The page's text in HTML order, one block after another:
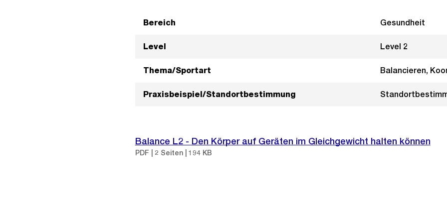
Bereich Gesundheit
Level Level 2
Thema/Sportart Balancieren,
Praxisbeispiel/Standortbestimmung
Balance L2 - Den Körper auf Geräten im Gleichgewicht halten können
PDF | 2 Seiten | 194 KB